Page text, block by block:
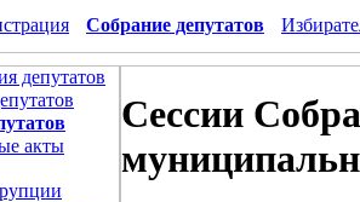
Собрание депутатов
депутатов
акты
Сессии